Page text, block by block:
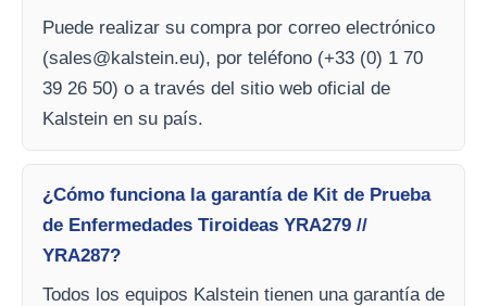
Puede realizar su compra por correo electrónico
(sales@kalstein.eu), por teléfono (+33 (0) 1 70
39 26 50) o a través del sitio web oficial de
Kalstein en su país.
¿Cómo funciona la garantía de Kit de Prueba
de Enfermedades Tiroideas YRA279 //
YRA287?
Todos los equipos Kalstein tienen una garantía de